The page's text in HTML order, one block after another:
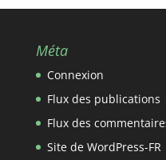
Méta
Connexion
Flux des publications
Flux des
Site de WordPress-FR